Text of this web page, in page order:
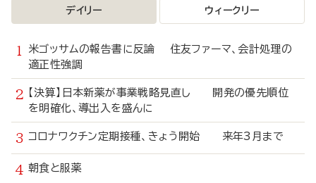
デイリー ウィークリー
米ゴッサムの報告書に反論 住友ファーマ、会計処理の
適正性強調
【決算】日本新薬が事業戦略見直し 開発の優先順位
を明確化、導出入を盛んに
コロナワクチン定期接種、きょう開始 来年3月まで
朝食と服薬